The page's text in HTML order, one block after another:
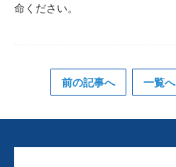
命ください。
前の記事へ 一覧へ